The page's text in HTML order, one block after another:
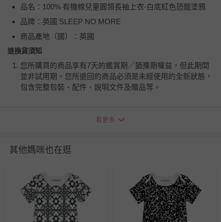
品名：100% 有機棉兒童圓領長袖上衣-白底紅色恐龍塗鴉
品牌：英國 SLEEP NO MORE
商品產地（國）：英國
退換貨須知
您所購買的商品享有7天的鑑賞期／猶豫期權益，但此期間
並非試用期，您所退回的商品必須是未經使用的全新狀態，
包含完整包裝、配件、說明文件及贈品等。
瑕疵退換貨所產生的運費，將由媽咪愛負責處理，若非瑕疵
並點選『我要退貨』即可進行申請。若有相關退貨問題，請
至媽咪愛LINE@客服ID: @mamilove
針對滿件折/滿額贈…等活動，如因部份退貨，而該訂單保
留商品未達活動門檻，將以原價計算，活動贈品亦需一併退
回。
看更多
其他媽咪也在逛